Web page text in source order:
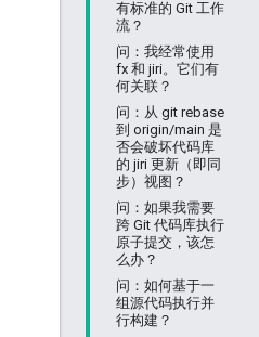
有标准的 Git 工作
流？
问：我经常使用
fx 和 jiri。它们有
何关联？
问：从 git rebase
到 origin/main 是
否会破坏代码库
的 jiri 更新（即同
步）视图？
问：如果我需要
跨 Git 代码库执行
原子提交，该怎
么办？
问：如何基于一
组源代码执行并
行构建？